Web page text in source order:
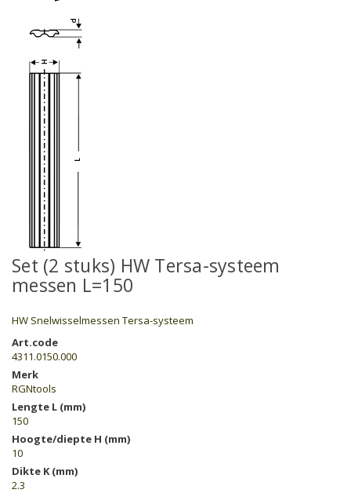
Set (2 stuks) HW Tersa-systeem
messen L=150
HW Snelwisselmessen Tersa-systeem
Art.code
4311.0150.000
Merk
RGNtools
Lengte L (mm)
150
Hoogte/diepte H (mm)
10
Dikte K (mm)
2.3